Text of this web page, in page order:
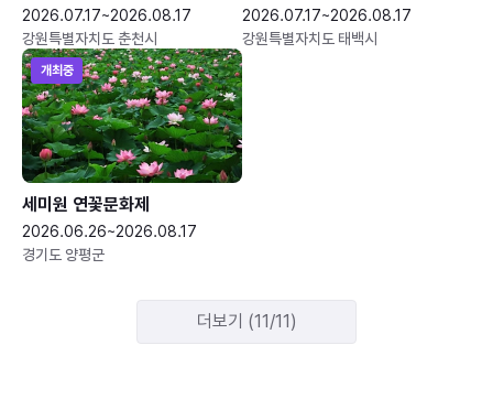
2026.07.17~2026.08.17
강원특별자치도 춘천시
2026.07.17~2026.08.17
강원특별자치도 태백시
개최중
세미원 연꽃문화제
2026.06.26~2026.08.17
경기도 양평군
더보기 (11/11)